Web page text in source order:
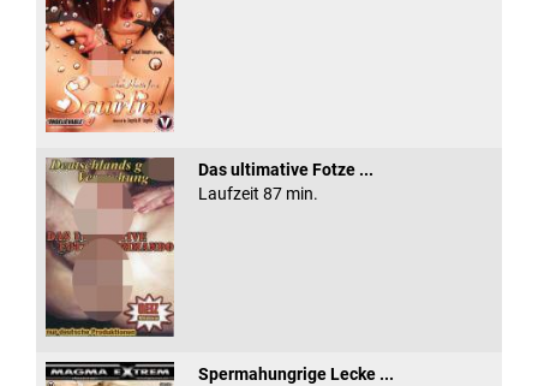
Das ultimative Fotze ...
Laufzeit 87 min.
Spermahungrige Lecke ...